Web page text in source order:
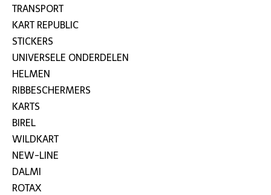
TRANSPORT
KART REPUBLIC
STICKERS
UNIVERSELE ONDERDELEN
HELMEN
RIBBESCHERMERS
KARTS
BIREL
WILDKART
NEW-LINE
DALMI
ROTAX